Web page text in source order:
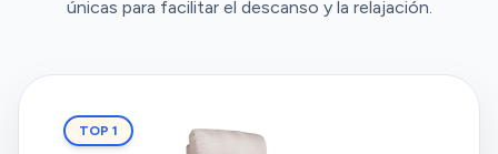
únicas para facilitar el descanso y la relajación.
TOP 1